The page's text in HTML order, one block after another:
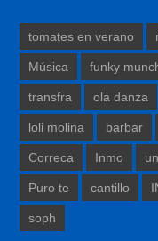
tomates en verano
Música funky
transfra ola danza
loli molina barbar
Correca Inmo
Puro te cantillo
soph